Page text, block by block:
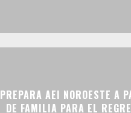
PREPARA AEI NOROESTE A
DE FAMILIA PARA EL